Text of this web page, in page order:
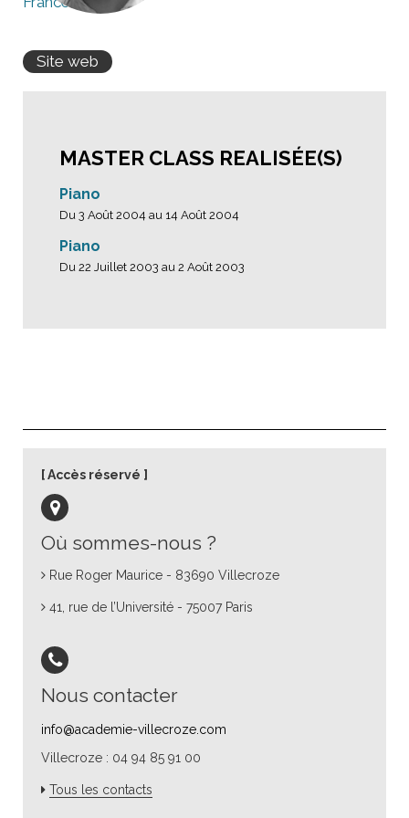
Site web
MASTER CLASS REALISÉE(S)
Piano
Du 3 Août 2004 au 14 Août 2004
Piano
Du 22 Juillet 2003 au 2 Août 2003
Où sommes-nous ?
Rue Roger Maurice - 83690 Villecroze
41, rue de l’Université - 75007 Paris
Nous contacter
info@academie-villecroze.com
Villecroze : 04 94 85 91 00
Tous les contacts
Accès réservé